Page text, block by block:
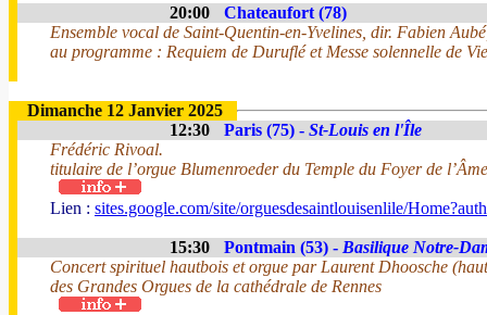
20:00
Chateaufort (78)
Ensemble vocal de Saint-Quentin-en-Yvelines, dir. Fabien
au programme : Requiem de Duruflé et Messe solennelle de
Dimanche 12 Janvier 2025
12:30
Paris (75) - St-Louis en l'Île
Frédéric Rivoal.
titulaire de l’orgue Blumenroeder du Temple du Foyer de
Lien : sites.google.com/site/orguesdesaintlouisenlile/
15:30 Pontmain (53) - Basilique Notre-
Concert spirituel hautbois et orgue par Laurent Dhoosche
des Grandes Orgues de la cathédrale de Rennes